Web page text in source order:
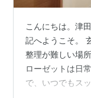
こんにちは。津
記へようこそ。
整理が難しい場
ローゼットは日
で、いつでもス